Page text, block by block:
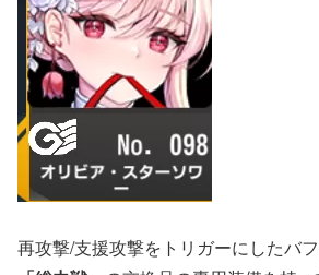
再攻撃/支援攻撃をトリガーにしたバフ